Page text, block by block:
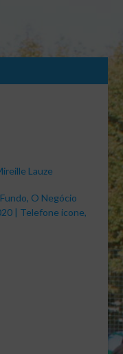
Lauze